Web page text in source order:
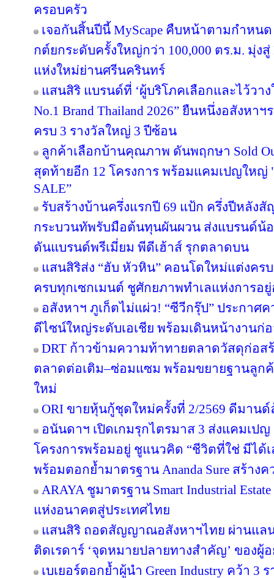
ครอบครัว
เจอกันสิ้นปีนี้ MyScape คืบหน้าตามกำหน
กต์ยกระดับครั้งใหญ่กว่า 100,000 ตร.ม. มุ่งสู่
แห่งใหม่ย่านศรีนครินทร์
แสนสิริ แบรนด์ที่ ‘ผู้บริโภคเลือกและไว้วาง
No.1 Brand Thailand 2026” ยืนหนึ่งอสังหา
ครบ 3 รางวัลใหญ่ 3 ปีซ้อน
ลูกค้าเลือกบ้านคุณภาพ ดันพฤกษา Sold
สุดท้ายอีก 12 โครงการ พร้อมแคมเปญใหญ่
SALE”
รับสร้างบ้านครึ่งแรกปี 69 แป้ก ครึ่งปีหลั
กระบวนทัพรับมือต้นทุนผันผวน ส่งแบรนด์น้
ดันแบรนด์พรีเมี่ยม พีดีเฮ้าส์ รุกตลาดบน
แสนสิริส่ง “ฮับ หัวหิน” คอนโดใหม่แต่งคร
ครบทุกเซกเมนต์ ชูศักยภาพทำเลแห่งการอ
อสังหาฯ ภูเก็ตไม่แผ่ว! “ซีวีกรุ๊ป” ประกาศค
ดีไซน์ใหญ่ระดับเอเชีย พร้อมเดินหน้างานก่อ
DRT ก้าวข้ามความท้าทายตลาดวัสดุก่อสร้
ตลาดต่อเติม–ซ่อมแซม พร้อมขยายฐานลูก
ใหม่
ORI ขายหุ้นกู้ชุดใหม่ครั้งที่ 2/2569 ดีมาน
อนันดาฯ เปิดเกมรุกไตรมาส 3 ส่งแคมเปญ
โครงการพร้อมอยู่ ชูแนวคิด “ชีวิตที่ใช่ มีได้
พร้อมตอกย้ำมาตรฐาน Ananda Sure สร้าง
ARAYA ชูมาตรฐาน Smart Industrial
แห่งอนาคตสู่ประเทศไทย
แสนสิริ ถอดสัญญาณอสังหาฯไทย ผ่านแล
ติดเรดาร์ ‘จุดหมายปลายทางสำคัญ’ ของผู้
เบเยอร์ตอกย้ำผู้นำ Green Industry คว้า 3